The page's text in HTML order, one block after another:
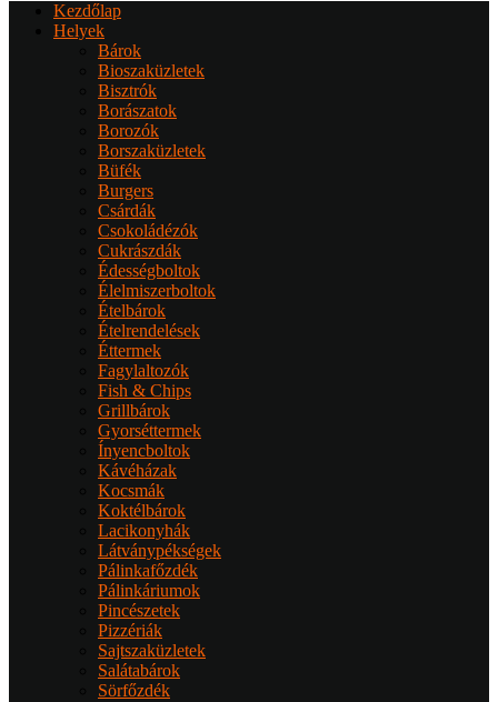
Kezdőlap
Helyek
Bárok
Bioszaküzletek
Bisztrók
Borászatok
Borozók
Borszaküzletek
Büfék
Burgers
Csárdák
Csokoládézók
Cukrászdák
Édességboltok
Élelmiszerboltok
Ételbárok
Ételrendelések
Éttermek
Fagylaltozók
Fish & Chips
Grillbárok
Gyorséttermek
Ínyencboltok
Kávéházak
Kocsmák
Koktélbárok
Lacikonyhák
Látványpékségek
Pálinkafőzdék
Pálinkáriumok
Pincészetek
Pizzériák
Sajtszaküzletek
Salátabárok
Sörfőzdék